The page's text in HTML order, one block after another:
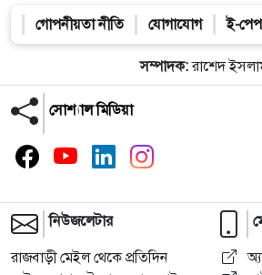
গোপনীয়তা নীতি যোগাযোগ ই-
সম্পাদক:রাশেদ
সোশ্যাল মিডিয়া
নিউজলেটার
রাজবাড়ী মেইল থেকে প্রতিদিন